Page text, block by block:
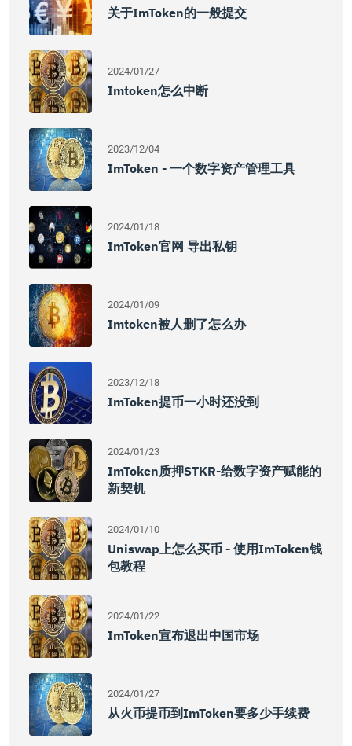
关于imToken的一般提交
2024/01/27
Imtoken怎么中断
2023/12/04
ImToken - 一个数字资产管理工具
2024/01/18
ImToken官网 导出私钥
2024/01/09
Imtoken被人删了怎么办
2023/12/18
ImToken提币一小时还没到
2024/01/23
ImToken质押STKR-给数字资产赋能的
新契机
2024/01/10
Uniswap上怎么买币 - 使用imToken钱
包教程
2024/01/22
ImToken宣布退出中国市场
2024/01/27
从火币提币到imToken要多少手续费